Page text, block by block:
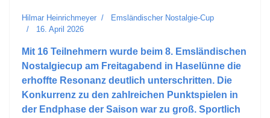
Hilmar Heinrichmeyer
Emsländischer Nostalgie-Cup
16. April 2026
Mit 16 Teilnehmern wurde beim 8. Emsländischen
Nostalgiecup am Freitagabend in Haselünne die
erhoffte Resonanz deutlich unterschritten. Die
Konkurrenz zu den zahlreichen Punktspielen in
der Endphase der Saison war zu groß. Sportlich